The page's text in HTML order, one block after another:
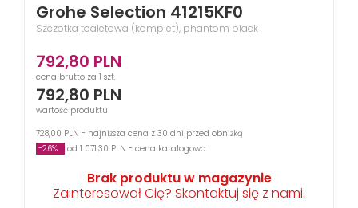
Grohe Selection 41215KF0
Szczotka toaletowa (komplet), phantom black
792,80 PLN
cena brutto za 1 szt.
792,80 PLN
wartość produktu
728,00 PLN - najniższa cena z 30 dni przed obniżką
-26%
od 1 071,30 PLN - cena katalogowa
Brak produktu w magazynie
Zainteresował Cię? Skontaktuj się z nami.